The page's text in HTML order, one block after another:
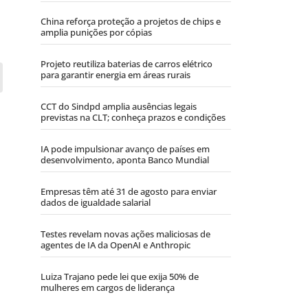
China reforça proteção a projetos de chips e
amplia punições por cópias
Projeto reutiliza baterias de carros elétrico
para garantir energia em áreas rurais
CCT do Sindpd amplia ausências legais
previstas na CLT; conheça prazos e condições
IA pode impulsionar avanço de países em
desenvolvimento, aponta Banco Mundial
Empresas têm até 31 de agosto para enviar
dados de igualdade salarial
Testes revelam novas ações maliciosas de
agentes de IA da OpenAI e Anthropic
Luiza Trajano pede lei que exija 50% de
mulheres em cargos de liderança